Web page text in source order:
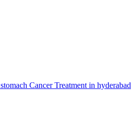
Cancer Treatment in hyderabad